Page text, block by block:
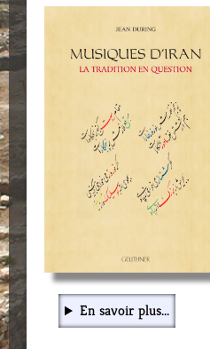
En savoir plus...